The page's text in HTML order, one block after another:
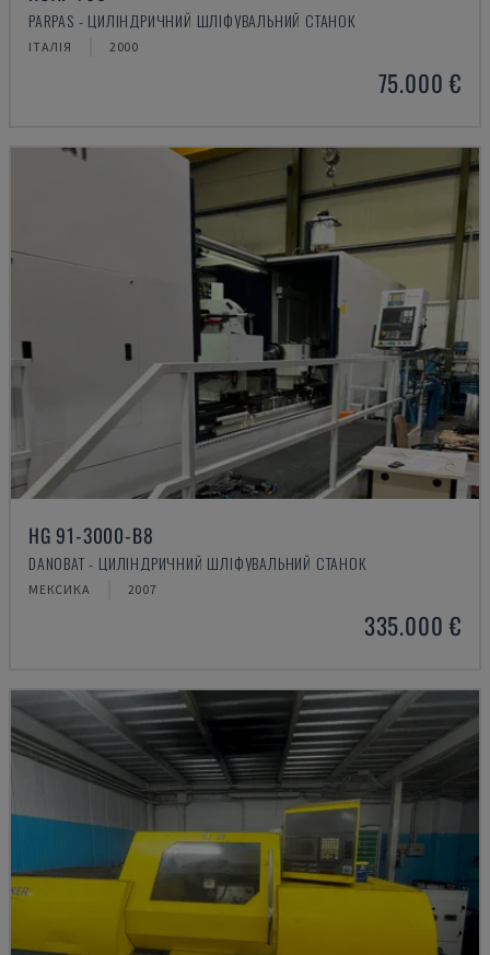
PARPAS - ЦИЛІНДРИЧНИЙ ШЛІФУВАЛЬНИЙ СТАНОК
ІТАЛІЯ 2000
75.000 €
HG 91-3000-B8
DANOBAT - ЦИЛІНДРИЧНИЙ ШЛІФУВАЛЬНИЙ СТАНОК
МЕКСИКА 2007
335.000 €